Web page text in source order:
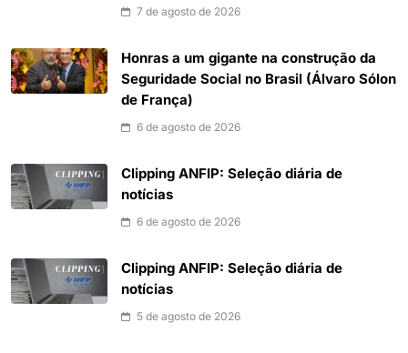
7 de agosto de 2026
Honras a um gigante na construção da
Seguridade Social no Brasil (Álvaro Sólon
de França)
6 de agosto de 2026
Clipping ANFIP: Seleção diária de
notícias
6 de agosto de 2026
Clipping ANFIP: Seleção diária de
notícias
5 de agosto de 2026